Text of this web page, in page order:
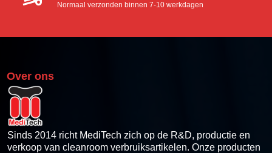
Normaal verzonden binnen 7-10 werkdagen
Over ons
Sinds 2014 richt MediTech zich op de R&D, productie en
verkoop van cleanroom verbruiksartikelen. Onze producten